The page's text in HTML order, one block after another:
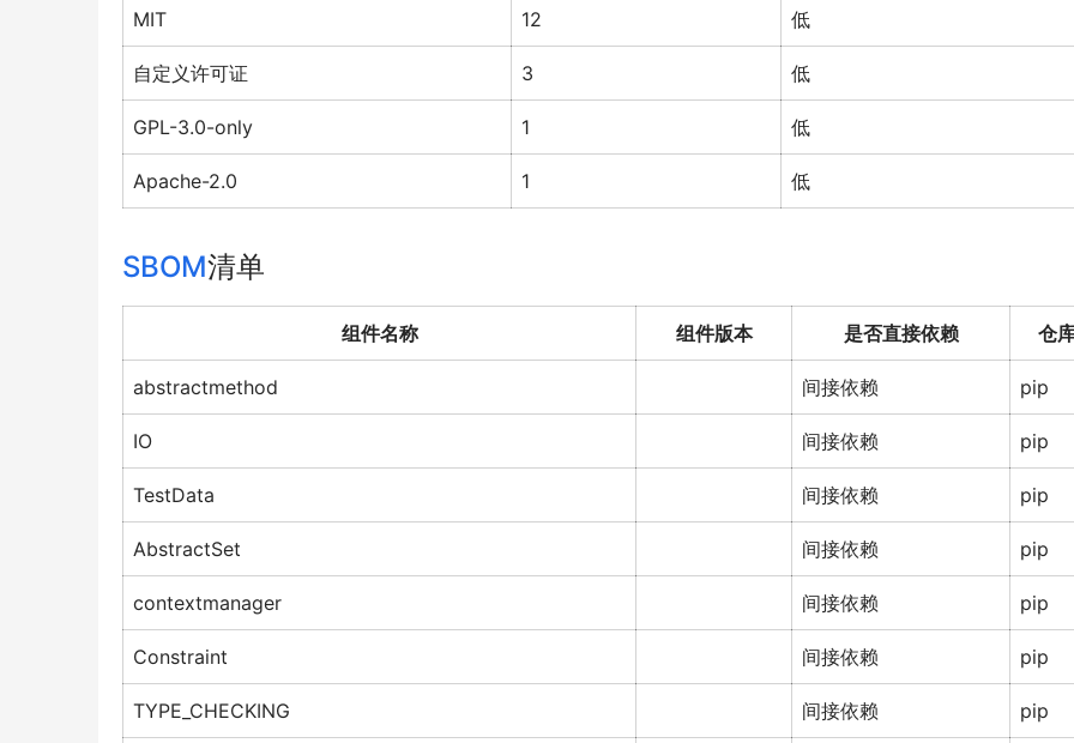
MIT 12 低
自定义许可证 3 低
GPL-3.0-only 1 低
Apache-2.0 1 低
SBOM清单
组件名称 组件版本 是否直接依赖 仓
abstractmethod 间接依赖 pip
IO 间接依赖 pip
TestData 间接依赖 pip
AbstractSet 间接依赖 pip
contextmanager 间接依赖 pip
Constraint 间接依赖 pip
TYPE_CHECKING 间接依赖 pip